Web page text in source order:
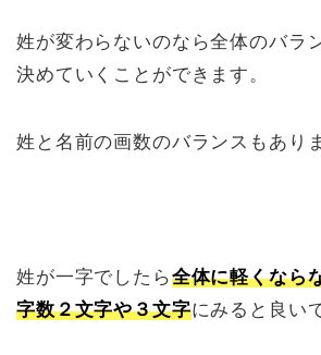
姓が変わらないのなら全体のバラ
決めていくことができます。
姓と名前の画数のバランスもあり
姓が一字でしたら全体に軽くなら
字数２文字や３文字にみると良い